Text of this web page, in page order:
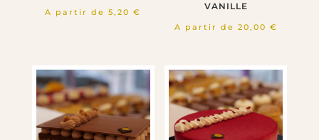
A partir de5,20€
VANILLE
A partir de 20,00 €